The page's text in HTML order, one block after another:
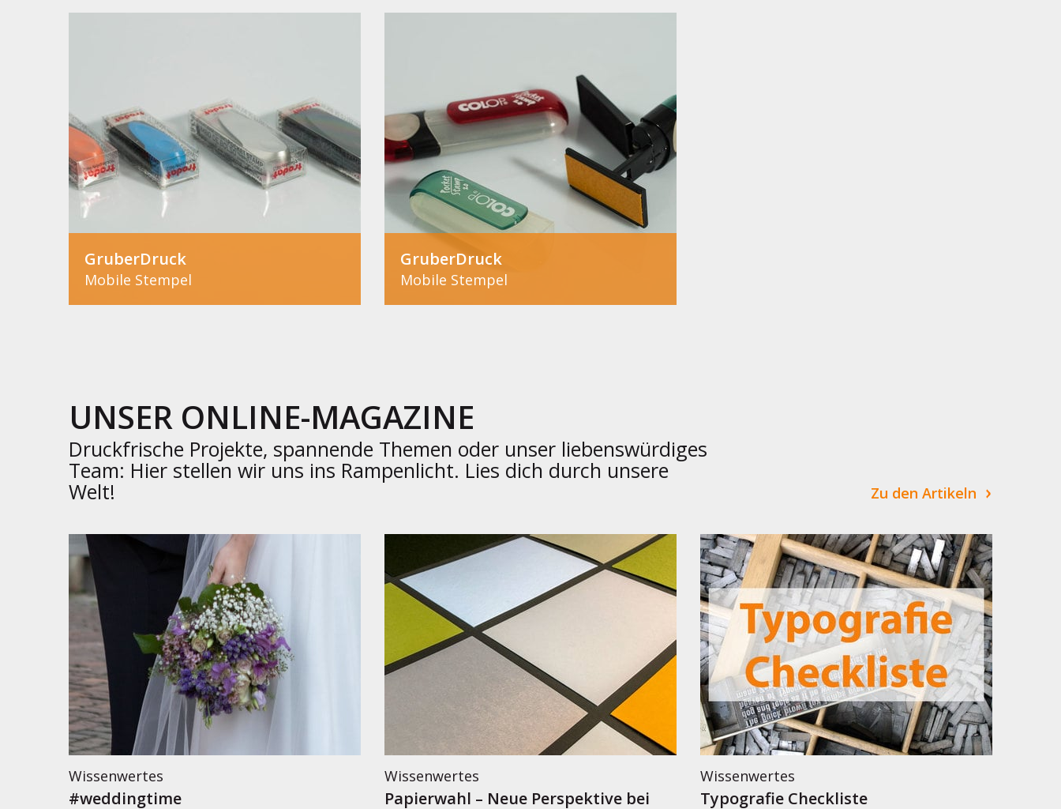
GruberDruck
Mobile Stempel
GruberDruck
Mobile Stempel
UNSER ONLINE-MAGAZINE
Druckfrische Projekte, spannende Themen oder unser liebenswürdiges
Team: Hier stellen wir uns ins Rampenlicht. Lies dich durch unsere
Welt! Zu den Artikeln
Wissenwertes
#weddingtime
Wissenwertes
Papierwahl – Neue Perspektive bei
Wissenwertes
Typografie Checkliste